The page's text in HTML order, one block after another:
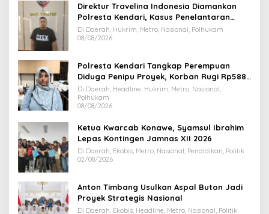
Direktur Travelina Indonesia Diamankan
Polresta Kendari, Kasus Penelantaran
Jemaah Umrah Masuk Babak Baru
Di Daerah, Hukrim, Metro, Nasional, Polhukam
08/08/2026
Polresta Kendari Tangkap Perempuan
Diduga Penipu Proyek, Korban Rugi Rp588,1
Juta
Di Daerah, Headline, Hukrim, Metro, Nasional,
Polhukam
08/08/2026
Ketua Kwarcab Konawe, Syamsul Ibrahim
Lepas Kontingen Jamnas XII 2026
Di Daerah, Ekobis, Metro, Nasional, Pendidikan, Politik
02/08/2026
Anton Timbang Usulkan Aspal Buton Jadi
Proyek Strategis Nasional
Di Daerah, Ekobis, Headline, Metro, Nasional, Politik